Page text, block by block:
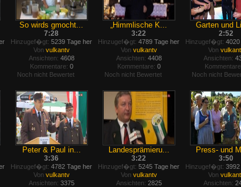
So wirds gmocht...
7:28
Hinzugef�gt: 5239 Tage her
Von vulkantv
Ansichten: 4608
Kommentare: 0
Noch nicht Bewertet
„Himmlische K...
3:22
Hinzugef�gt: 4789 Tage her
Von vulkantv
Ansichten: 4408
Kommentare: 0
Noch nicht Bewertet
Garten und
2:52
Hinzugef�gt: 4020
Von
Ansichten:
Noch nicht
Peter & Paul in...
3:36
Hinzugef�gt: 4782 Tage her
Von vulkantv
Ansichten: 3375
Landesprämieru...
3:22
Hinzugef�gt: 5245 Tage her
Von vulkantv
Ansichten: 2825
Press- und
3:50
Hinzugef�gt: 3992
Von
Ansichten: